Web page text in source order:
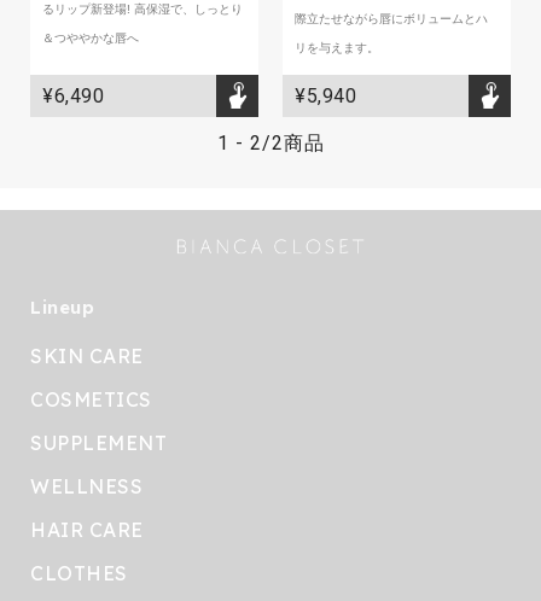
るリップ新登場! 高保湿で、しっとり
＆つややかな唇へ
¥6,490
際立たせながら唇にボリュームとハ
リを与えます。
¥5,940
1 - 2/2商品
Lineup
SKIN CARE
COSMETICS
SUPPLEMENT
WELLNESS
HAIR CARE
CLOTHES